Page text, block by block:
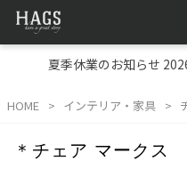
夏季休業のお知らせ
HOME インテリア・家具
＊チェア マークス